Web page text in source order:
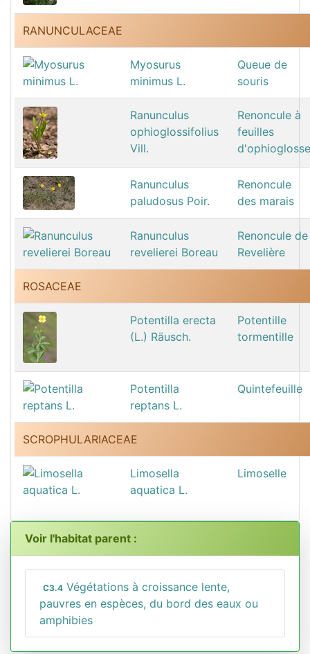
RANUNCULACEAE
Myosurus
minimus L.
Queue de
souris
Ranunculus
ophioglossifolius
Vill.
Renoncule à
feuilles
d'ophioglosse
Ranunculus
paludosus Poir.
Renoncule
des marais
Ranunculus
revelierei Boreau
Renoncule de
Revelière
ROSACEAE
Potentilla erecta
(L.) Räusch.
Potentille
tormentille
Potentilla
reptans L.
Quintefeuille
SCROPHULARIACEAE
Limosella
aquatica L.
Limoselle
Voir l'habitat parent :
C3.4 Végétations à croissance lente,
pauvres en espèces, du bord des eaux ou
amphibies